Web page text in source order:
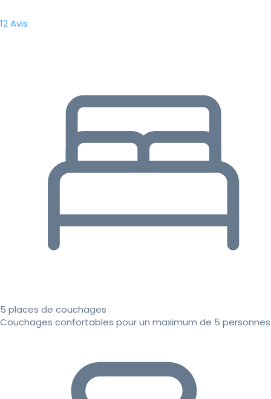
12 Avis
5 places de couchages
Couchages confortables pour un maximum de 5 personnes